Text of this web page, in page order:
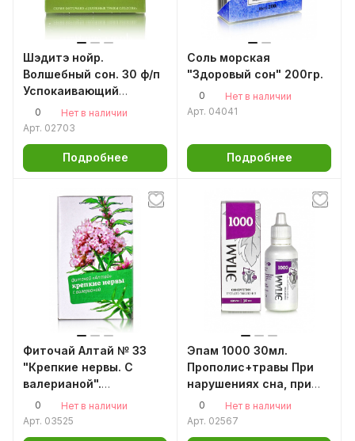
Шэдитэ нойр.
Волшебный сон. 30 ф/п
Успокаивающий
фиточай
0
Нет в наличии
Арт. 02703
Подробнее
Соль морская
"Здоровый сон" 200гр.
0
Нет в наличии
Арт. 04041
Подробнее
Фиточай Алтай № 33
"Крепкие нервы. С
валерианой".
Расслабляющий. 30 ф/п
0
Нет в наличии
Арт. 03525
Эпам 1000 30мл.
Прополис+травы При
нарушениях сна, при
стрессе, депрессии,
неврозе, при
0
Нет в наличии
Арт. 02567